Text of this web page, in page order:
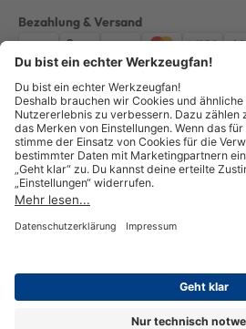
Bezahlung & Versand
ImpressumAGBDatenschutzWiderruf
Alle Preise verstehen sich inkl. ges. MwSt.
Deutschlands, bei Bestellungen
© Copyright 2026 GOTOOLS GmbH - Alle